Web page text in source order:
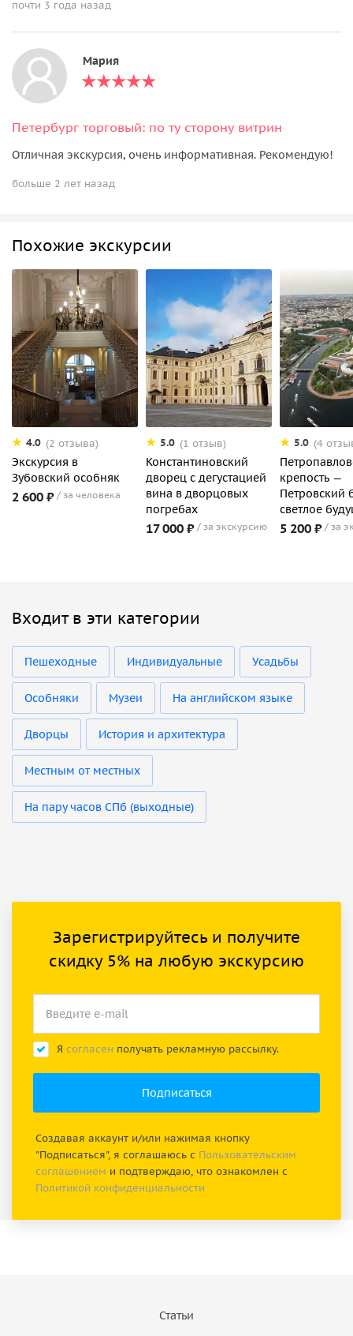
почти 3 года назад
Мария
Петербург торговый: по ту сторону витрин
Отличная экскурсия, очень информативная. Рекомендую!
больше 2 лет назад
Похожие экскурсии
4.0 (2 отзыва)
Экскурсия в
Зубовский особняк
2 600 ₽ за человека
5.0 (1 отзыв)
Константиновский
дворец с дегустацией
вина в дворцовых
погребах
17 000 ₽ за экскурсию
5.0 (4
крепость —
Петровский
светлое
5 200 ₽ за
Входит в эти категории
Пешеходные Индивидуальные Усадьбы
Особняки Музеи На английском языке
Дворцы История и архитектура
Местным от местных
На пару часов СПб (выходные)
Зарегистрируйтесь и получите
скидку 5% на любую экскурсию
Я согласен получать рекламную рассылку.
Создавая аккаунт и/или нажимая кнопку
"Подписаться", я соглашаюсь с Пользовательским
соглашением и подтверждаю, что ознакомлен с
Политикой конфиденциальности
Статьи